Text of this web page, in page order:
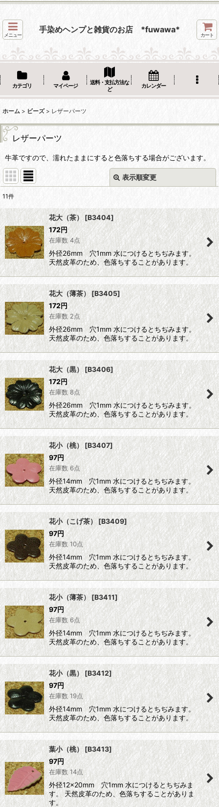
メニュー
手染めヘンプと雑貨のお店 *fuwawa*
カート
カテゴリ マイページ
送料・支払方法な
ど
カレンダー
ホーム > ビーズ > レザーパーツ
レザーパーツ
牛革ですので、濡れたままにすると色落ちする場合がございます。
表示順変更
並び順:
絞り込む
11件
花大（茶） [B3404]
172円
在庫数 4点
外径26mm 穴1mm 水につけるとちぢみます。
天然皮革のため、色落ちすることがあります。
花大（薄茶）[B3405]
172円
在庫数 2点
外径26mm 穴1mm 水につけるとちぢみます。
天然皮革のため、色落ちすることがあります。
花大（黒） [B3406]
172円
在庫数 8点
外径26mm 穴1mm 水につけるとちぢみます。
天然皮革のため、色落ちすることがあります。
花小（桃） [B3407]
97円
在庫数 6点
外径14mm 穴1mm 水につけるとちぢみます。
天然皮革のため、色落ちすることがあります。
花小（こげ茶） [B3409]
97円
在庫数 10点
外径14mm 穴1mm 水につけるとちぢみます。
天然皮革のため、色落ちすることがあります。
花小（薄茶）[B3411]
97円
在庫数 6点
外径14mm 穴1mm 水につけるとちぢみます。
天然皮革のため、色落ちすることがあります。
花小（黒） [B3412]
97円
在庫数 19点
外径14mm 穴1mm 水につけるとちぢみます。
天然皮革のため、色落ちすることがあります。
葉小（桃） [B3413]
97円
在庫数 14点
外径12×20mm 穴1mm 水につけるとちぢみま
す。 天然皮革のため、色落ちすることがありま
す。